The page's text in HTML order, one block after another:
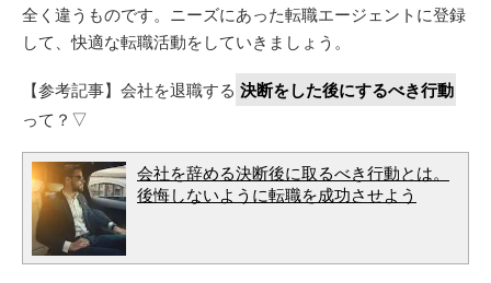
全く違うものです。ニーズにあった転職エージェントに登録
して、快適な転職活動をしていきましょう。
【参考記事】会社を退職する 決断をした後にするべき行動
って？▽
会社を辞める決断後に取るべき行動とは。
後悔しないように転職を成功させよう